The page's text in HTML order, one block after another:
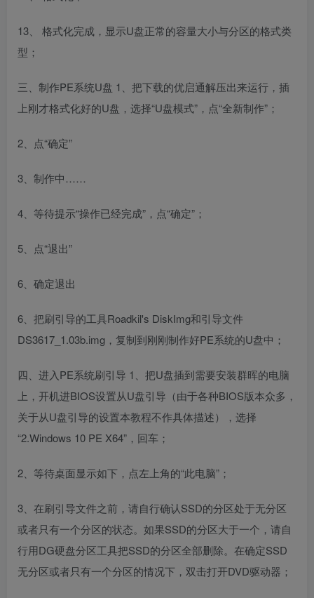
13、 格式化完成，显示U盘正常的容量大小与分区的格式类
型；
三、制作PE系统U盘 1、把下载的优启通解压出来运行，插
上刚才格式化好的U盘，选择“U盘模式”，点“全新制作”；
2、点“确定”
3、制作中……
4、等待提示“操作已经完成”，点“确定”；
5、点“退出”
6、确定退出
6、把刷引导的工具Roadkil's DiskImg和引导文件
DS3617_1.03b.img，复制到刚刚制作好PE系统的U盘中；
四、进入PE系统刷引导 1、把U盘插到需要安装群晖的电脑
上，开机进BIOS设置从U盘引导（由于各种BIOS版本众多，
关于从U盘引导的设置本教程不作具体描述），选择
“2.Windows 10 PE X64”，回车；
2、等待桌面显示如下，点左上角的“此电脑”；
3、在刷引导文件之前，请自行确认SSD的分区处于无分区
或者只有一个分区的状态。如果SSD的分区大于一个，请自
行用DG硬盘分区工具把SSD的分区全部删除。在确定SSD
无分区或者只有一个分区的情况下，双击打开DVD驱动器；